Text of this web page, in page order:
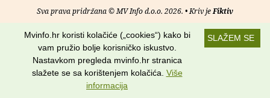
Sva prava pridržana © MV Info d.o.o. 2026. • Kriv jeFiktiv
O nama• Pomoć•Uvjeti korištenja•RSS kanali
Potraži nas na:
SLAŽEM SE
Mvinfo.hr koristi kolačiće („cookies“) kako bi
vam pružio bolje korisničko iskustvo.
Nastavkom pregleda mvinfo.hr stranica
slažete se sa korištenjem kolačića. Više
informacija